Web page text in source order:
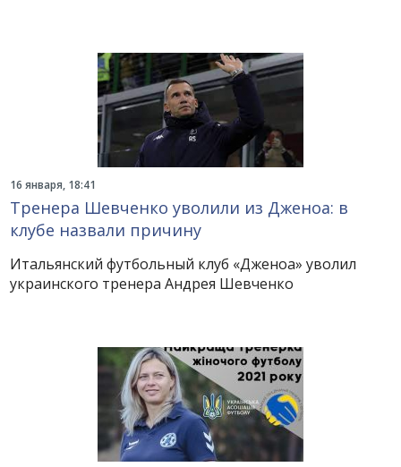
16 января, 18:41
Тренера Шевченко уволили из Дженоа: в
клубе назвали причину
Итальянский футбольный клуб «Дженоа» уволил
украинского тренера Андрея Шевченко